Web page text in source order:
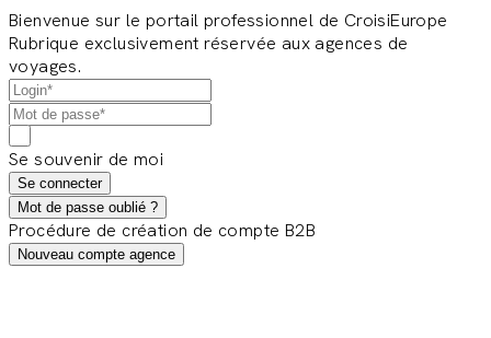
Bienvenue sur le portail professionnel de CroisiEurope
Rubrique exclusivement réservée aux agences de
voyages.
Se souvenir de moi
Se connecter
Mot de passe oublié ?
Procédure de création de compte B2B
Nouveau compte agence